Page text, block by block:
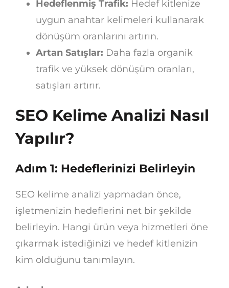
Hedeflenmiş Trafik: Hedef kitlenize
uygun anahtar kelimeleri kullanarak
dönüşüm oranlarını artırın.
Artan Satışlar: Daha fazla organik
trafik ve yüksek dönüşüm oranları,
satışları artırır.
SEO Kelime Analizi Nasıl
Yapılır?
Adım 1: Hedeflerinizi Belirleyin
SEO kelime analizi yapmadan önce,
işletmenizin hedeflerini net bir şekilde
belirleyin. Hangi ürün veya hizmetleri öne
çıkarmak istediğinizi ve hedef kitlenizin
kim olduğunu tanımlayın.